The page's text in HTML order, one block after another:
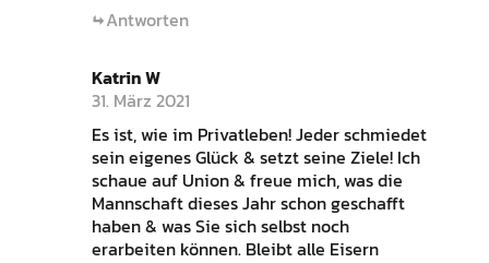
Antworten
Katrin W
31. März 2021
Es ist, wie im Privatleben! Jeder schmiedet
sein eigenes Glück & setzt seine Ziele! Ich
schaue auf Union & freue mich, was die
Mannschaft dieses Jahr schon geschafft
haben & was Sie sich selbst noch
erarbeiten können. Bleibt alle Eisern